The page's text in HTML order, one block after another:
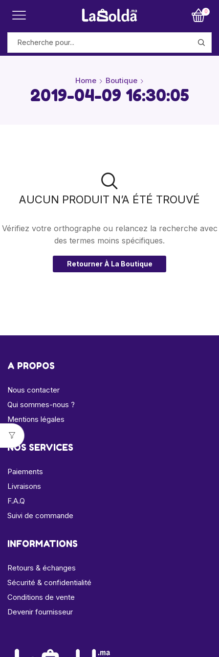
0
Home Boutique
2019-04-09 16:30:05
AUCUN PRODUIT N’A ÉTÉ TROUVÉ
Vérifiez votre orthographe ou relancez la recherche avec
des termes moins spécifiques.
Retourner À La Boutique
A PROPOS
Nous contacter
Qui sommes-nous ?
Mentions légales
NOS SERVICES
Paiements
Livraisons
F.A.Q
Suivi de commande
INFORMATIONS
Retours & échanges
Sécurité & confidentialité
Conditions de vente
Devenir fournisseur